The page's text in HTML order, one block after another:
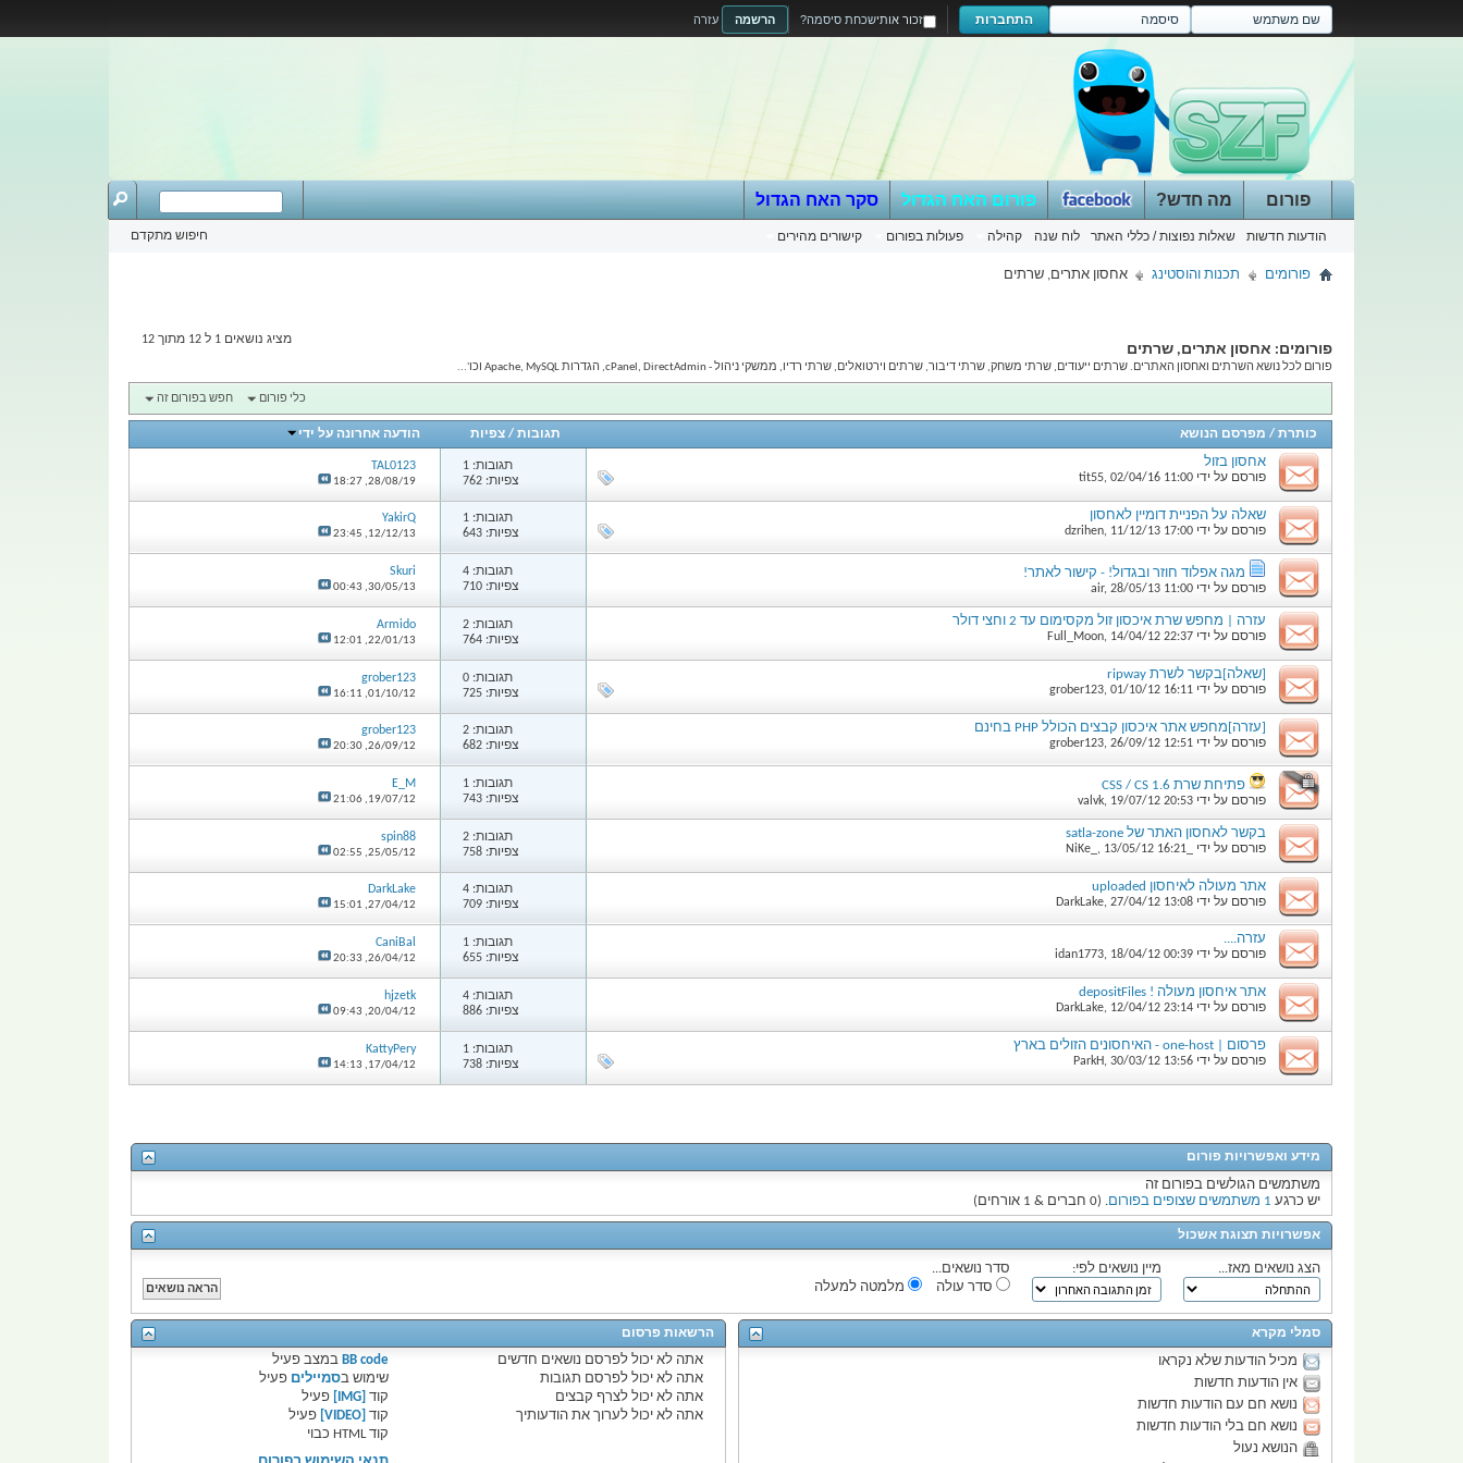
הרשמה עזרה התחברות זכור אותישכחת סיסמה?
פורום
הודעות חדשות שאלות נפוצות / כללי האתר לוח שנה קהילה פעולות בפורום קישורים מהירים
מה חדש? פורום האח הגדול סקר האח הגדול
חיפוש מתקדם
פורומים תכנות והוסטינג אחסון אתרים, שרתים
מציג נושאים 1 ל 12 מתוך 12
פורומים: אחסון אתרים, שרתים
פורום לכל נושא השרתים ואחסון האתרים. שרתים ייעודים, שרתי משחק, שרתי דיבור, שרתים וירטואלים, שרתי רדיו, ממשקי ניהול - cPanel, DirectAdmin, הגדרות Apache, MySQL וכו'...
כלי פורום חפש בפורום זה
כותרת / מפרסם הנושא תגובות /צפיות הודעה אחרונה על ידי
אחסון בזול
פורסם על ידי tit55, 02/04/16 11:00
תגובות: 1
צפיות: 762
TAL0123
28/08/19,
18:27
שאלה על הפניית דומיין לאחסון
פורסם על ידי dzrihen, 11/12/13 17:00
תגובות: 1
צפיות: 643
YakirQ
12/12/13,
23:45
מגה אפלוד חוזר ובגדול! - קישור לאתר!
פורסם על ידי air, 28/05/13 11:00
תגובות: 4
צפיות: 710
Skuri
30/05/13,
00:43
עזרה | מחפש שרת איכסון זול מקסימום עד 2 וחצי דולר
פורסם על ידי Full_Moon, 14/04/12 22:37
תגובות: 2
צפיות: 764
Armido
22/01/13,
12:01
[שאלה]בקשר לשרת ripway
פורסם על ידי grober123, 01/10/12 16:11
תגובות: 0
צפיות: 725
grober123
01/10/12,
16:11
[עזרה]מחפש אתר איכסון קבצים הכולל PHP בחינם
פורסם על ידי grober123, 26/09/12 12:51
תגובות: 2
צפיות: 682
grober123
26/09/12,
20:30
פתיחת שרת CSS / CS 1.6
פורסם על ידי valvk, 19/07/12 20:53
תגובות: 1
צפיות: 743
E_M
19/07/12,
21:06
בקשר לאחסון האתר של satla-zone
פורסם על ידי , 13/05/12 16:21
תגובות: 2
צפיות: 758
spin88
25/05/12,
02:55
אתר מעולה לאיחסון uploaded
פורסם על ידי DarkLake, 27/04/12 13:08
תגובות: 4
צפיות: 709
DarkLake
27/04/12,
15:01
עזרה....
פורסם על ידי idan1773, 18/04/12 00:39
תגובות: 1
צפיות: 655
CaniBal
26/04/12,
20:33
אתר איחסון מעולה ! depositFiles
פורסם על ידי DarkLake, 12/04/12 23:14
תגובות: 4
צפיות: 886
hjzetk
20/04/12,
09:43
פרסום | one-host - האיחסונים הזולים בארץ
פורסם על ידי ParkH, 30/03/12 13:56
תגובות: 1
צפיות: 738
KattyPery
17/04/12,
14:13
מידע ואפשרויות פורום
משתמשים הגולשים בפורום זה
יש כרגע 1 משתמשים שצופים בפורום . (0 חברים & 1 אורחים)
אפשרויות תצוגת אשכול
הצג נושאים מאז... מיין נושאים לפי:
סדר נושאים...
סדר עולה
מלמטה למעלה
סמלי מקרא
מכיל הודעות שלא נקראו
אין הודעות חדשות
נושא חם עם הודעות חדשות
נושא חם בלי הודעות חדשות
הנושא נעול
הרשאות פרסום
אתהלא יכול לפרסם נושאים חדשים
אתהלא יכול לפרסם תגובות
אתהלא יכול לצרף קבצים
אתהלא יכול לערוך את הודעותיך
BB code במצב פעיל
שימוש בסמיילים פעיל
קוד [IMG]
פעיל
קוד [VIDEO]
פעיל
קוד HTML
כבוי